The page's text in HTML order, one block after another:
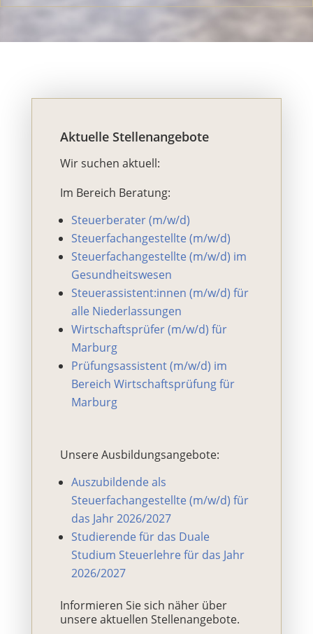
Aktuelle Stellenangebote
Wir suchen aktuell:
Im Bereich Beratung:
Steuerberater (m/w/d)
Steuerfachangestellte (m/w/d)
Steuerfachangestellte (m/w/d) im
Gesundheitswesen
Steuerassistent:innen (m/w/d) für
alle Niederlassungen
Wirtschaftsprüfer (m/w/d) für
Marburg
Prüfungsassistent (m/w/d) im
Bereich Wirtschaftsprüfung für
Marburg
Unsere Ausbildungsangebote:
Auszubildende als
Steuerfachangestellte (m/w/d) für
das Jahr 2026/2027
Studierende für das Duale
Studium Steuerlehre für das Jahr
2026/2027
Informieren Sie sich näher über
unsere aktuellen Stellenangebote.